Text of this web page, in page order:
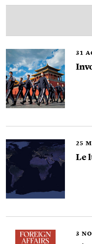
31
25
Le
3